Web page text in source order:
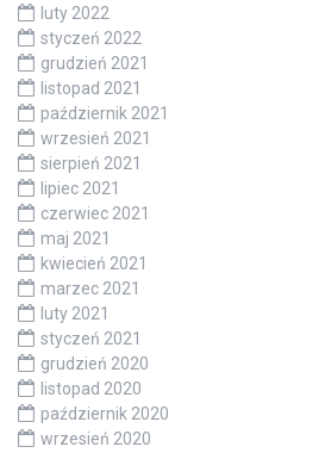
luty 2022
styczeń 2022
grudzień 2021
listopad 2021
październik 2021
wrzesień 2021
sierpień 2021
lipiec 2021
czerwiec 2021
maj 2021
kwiecień 2021
marzec 2021
luty 2021
styczeń 2021
grudzień 2020
listopad 2020
październik 2020
wrzesień 2020